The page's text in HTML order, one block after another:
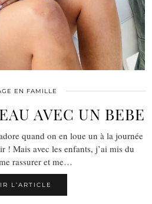
EN FAMILLE
AVEC UN BEBE
quand on en loue un à la journée
! Mais avec les enfants, j’ai mis du
rassurer et me…
L’ARTICLE